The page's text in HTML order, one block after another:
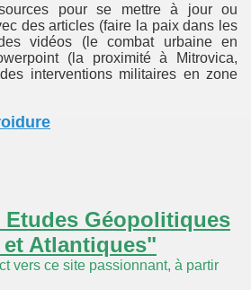
pour se mettre à jour ou
des articles (faire la paix dans les
vidéos (le combat urbaine en
(la proximité à Mitrovica,
interventions militaires en zone
Etudes Géopolitiques
Atlantiques"
vers ce site passionnant, à partir